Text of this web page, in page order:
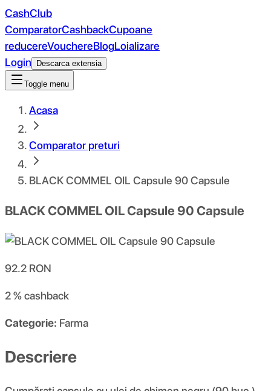
CashClub
ComparatorCashbackCupoane
reducereVouchereBlogLoializare
Login
Descarca extensia
Toggle menu
Acasa
Comparator preturi
BLACK COMMEL OIL Capsule 90 Capsule
BLACK COMMEL OIL Capsule 90 Capsule
92.2 RON
2 %cashback
Categorie: Farma
Descriere